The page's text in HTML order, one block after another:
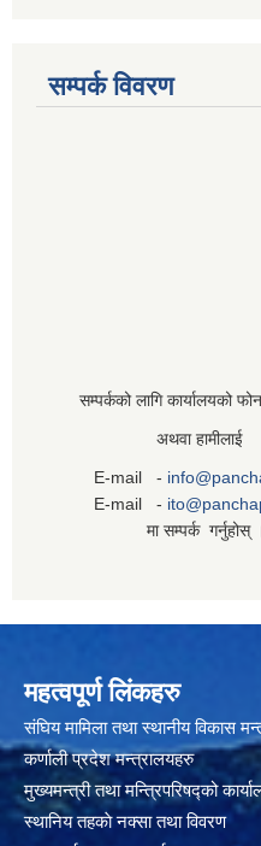
सम्पर्क विवरण
सम्पर्कको लागि कार्यालयको
अथवा हामीलाई
E-mail -
E-mail -
मा सम्पर्क गर्नुहोस्
महत्वपूर्ण लिंकहरु
संघिय मामिला तथा स्थानीय विकास
कर्णाली प्रदेश मन्त्रालयहरु
मुख्यमन्त्री तथा मन्त्रिपरिषद्को
स्थानिय तहकाे नक्सा तथा विवरण